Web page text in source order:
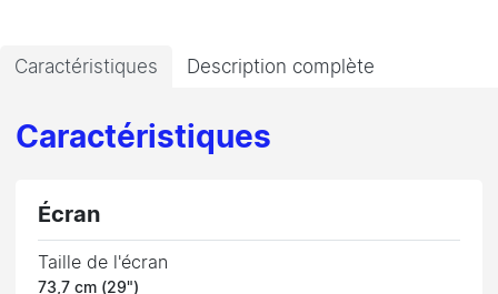
Caractéristiques Description complète
Caractéristiques
Écran
Taille de l'écran
73,7 cm (29")